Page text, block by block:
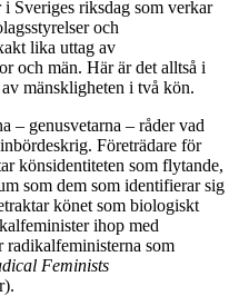
Sveriges riksdag som verkar
och
lika uttag av
och män. Här är det alltså i
mänskligheten i två kön.
– genusvetarna – råder vad
Företrädare för
könsidentiteten som flytande,
som dem som identifierar sig
könet som biologiskt
ihop med
radikalfeministerna som
Feminists